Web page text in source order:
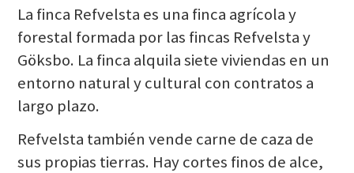
La finca Refvelsta es una finca agrícola y
forestal formada por las fincas Refvelsta y
Göksbo. La finca alquila siete viviendas en un
entorno natural y cultural con contratos a
largo plazo.
Refvelsta también vende carne de caza de
sus propias tierras. Hay cortes finos de alce,